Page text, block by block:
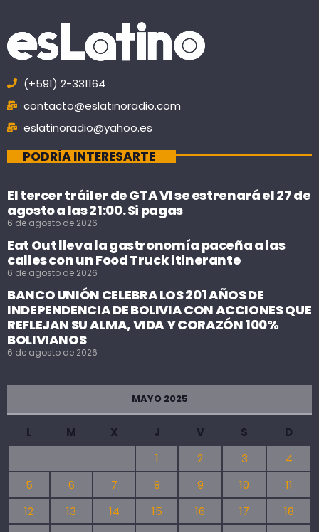
(+591) 2-331164
contacto@eslatinoradio.com
eslatinoradio@yahoo.es
PODRÍA INTERESARTE
El tercer tráiler de GTA VI se estrenará el 27 de
agosto a las 21:00. Si pagas
6 de agosto de 2026
Eat Out lleva la gastronomía paceña a las
calles con un Food Truck itinerante
6 de agosto de 2026
BANCO UNIÓN CELEBRA LOS 201 AÑOS DE
INDEPENDENCIA DE BOLIVIA CON ACCIONES QUE
REFLEJAN SU ALMA, VIDA Y CORAZÓN 100%
BOLIVIANOS
6 de agosto de 2026
MAYO 2025
L M X J V S
D
1
2 3
4
5
6 7 8 9 10
11
12
13 14 15 16 17
18